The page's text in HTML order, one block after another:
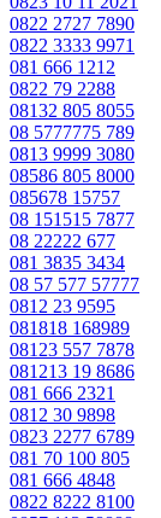
0822 2727 7890
0822 3333 9971
081 666 1212
0822 79 2288
08132 805 8055
08 5777775 789
0813 9999 3080
08586 805 8000
085678 15757
08 151515 7877
08 22222 677
081 3835 3434
08 57 577 57777
0812 23 9595
081818 168989
08123 557 7878
081213 19 8686
081 666 2321
0812 30 9898
0823 2277 6789
081 70 100 805
081 666 4848
0822 8222 8100